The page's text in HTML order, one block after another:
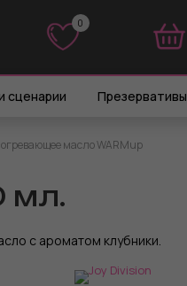
0
сценарии Презервативы
масло WARMup
мл.
с ароматом клубники.